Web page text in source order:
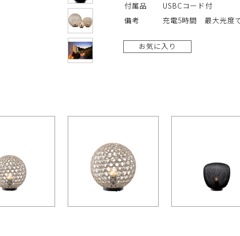
付属品
USBCコード付
備考
充電5時間 最大光度
お気に入り